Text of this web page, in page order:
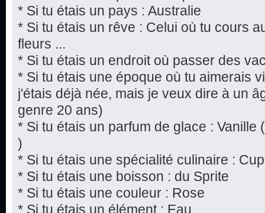
* Si tu étais un pays : Australie
* Si tu étais un rêve : Celui où tu cours
fleurs ...
* Si tu étais un endroit où passer des
* Si tu étais une époque où tu aimerais
j'étais déjà née, mais je veux dire à un
genre 20 ans)
* Si tu étais un parfum de glace : Vanille
)
* Si tu étais une spécialité culinaire :
* Si tu étais une boisson : du Sprite
* Si tu étais une couleur : Rose
* Si tu étais un élément : Eau